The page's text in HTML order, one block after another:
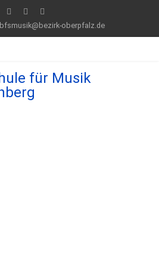
bfsmusik@bezirk-oberpfalz.de